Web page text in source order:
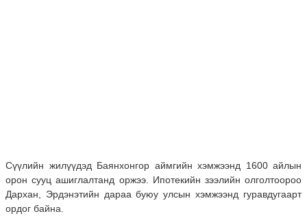
Сүүлийн жилүүдэд Баянхонгор аймгийн хэмжээнд 1600 айлын
орон сууц ашиглалтанд оржээ. Ипотекийн зээлийн олголтоороо
Дархан, Эрдэнэтийн дараа буюу улсын хэмжээнд гуравдугаарт
ордог байна.